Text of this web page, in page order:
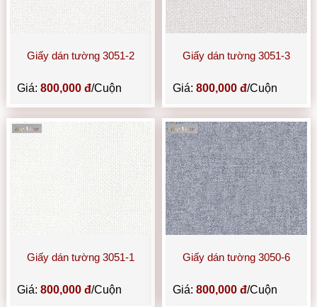
Giấy dán tường 3051-2
Giá:800,000 đ/Cuộn
Giấy dán tường 3051-3
Giá: 800,000 đ/Cuộn
Giấy dán tường 3051-1
Giá:800,000 đ/Cuộn
Giấy dán tường 3050-6
Giá: 800,000 đ/Cuộn